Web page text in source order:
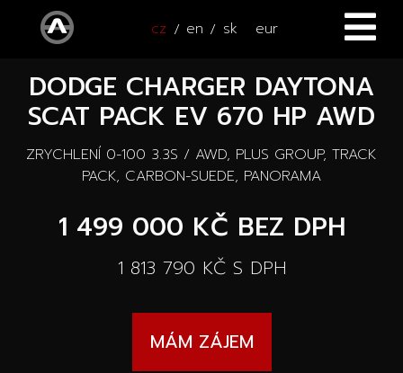
cz en sk eur
ÚVOD
VOZY
Všechny vozy
Nové vozy
Autooutlet Design
ČTYŘKOLKY
SERVIS
PŘÍSLUŠENSTVÍ
DODGE CHARGER DAYTONA
SCAT PACK EV 670 HP AWD
ZRYCHLENÍ 0-100 3.3S / AWD, PLUS GROUP, TRACK
PACK, CARBON-SUEDE, PANORAMA
1 499 000 KČ BEZ DPH
1 813 790 KČS DPH
MÁM ZÁJEM